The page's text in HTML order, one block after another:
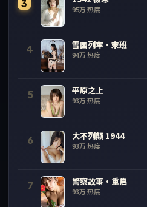
3 95万热度
4 雪国列车·末班
94万热度
5 平原之上
93万热度
6 大不列颠 1944
93万热度
7 警察故事·重启
93万热度